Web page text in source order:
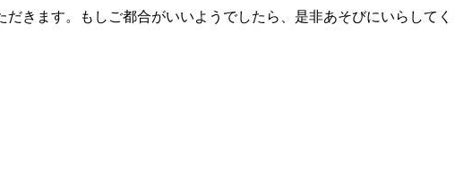
きます。もしご都合がいいようでしたら、是非あそびにいらしてく